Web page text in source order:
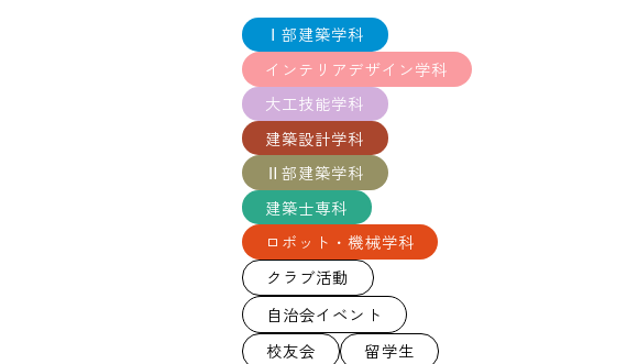
Ⅰ部建築学科
インテリアデザイン学科
大工技能学科
建築設計学科
Ⅱ部建築学科
建築士専科
ロボット・機械学科
クラブ活動
自治会イベント
校友会
留学生